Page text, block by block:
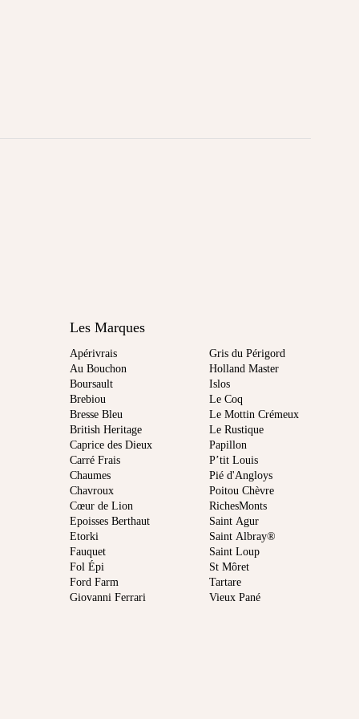
Les Marques
Apérivrais
Au Bouchon
Boursault
Brebiou
Bresse Bleu
British Heritage
Caprice des Dieux
Carré Frais
Chaumes
Chavroux
Cœur de Lion
Epoisses Berthaut
Etorki
Fauquet
Fol Épi
Ford Farm
Giovanni Ferrari
Gris du Périgord
Holland Master
Islos
Le Coq
Le Mottin Crémeux
Le Rustique
Papillon
P’tit Louis
Pié d'Angloys
Poitou Chèvre
RichesMonts
Saint Agur
Saint Albray®
Saint Loup
St Môret
Tartare
Vieux Pané